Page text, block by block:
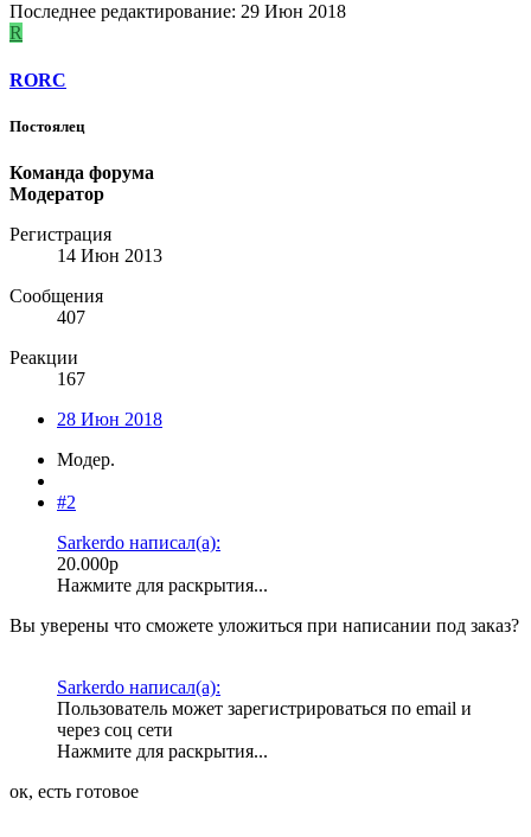
Последнее редактирование: 29 Июн 2018
R
RORC
Постоялец
Команда форума
Модератор
Регистрация
14 Июн 2013
Сообщения
407
Реакции
167
28 Июн 2018
Модер.
#2
Sarkerdo написал(а):
20.000р
Нажмите для раскрытия...
Вы уверены что сможете уложиться при написании под заказ?
Sarkerdo написал(а):
Пользователь может зарегистрироваться по email и
через соц сети
Нажмите для раскрытия...
ок, есть готовое